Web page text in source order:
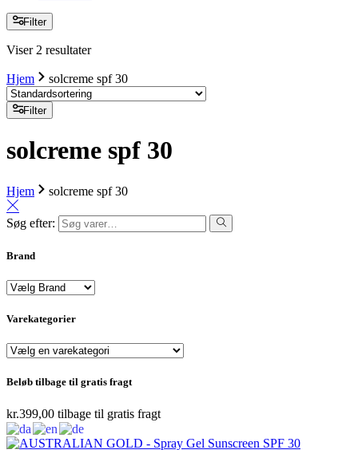
Filter
Viser 2 resultater
Hjem solcreme spf 30
Filter
solcreme spf 30
Hjem solcreme spf 30
Søg efter:
Brand
Varekategorier
Beløb tilbage til gratis fragt
kr.399,00 tilbage til gratis fragt